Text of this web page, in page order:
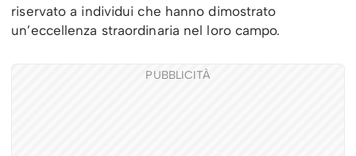
riservato a individui che hanno dimostrato
un’eccellenza straordinaria nel loro campo.
PUBBLICITÀ